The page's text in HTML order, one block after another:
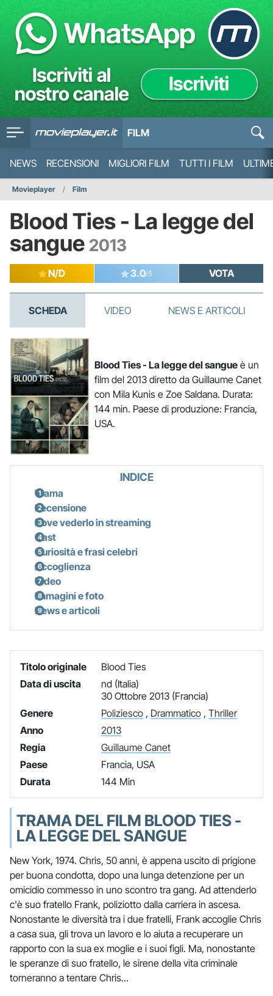
FILM
NEWS RECENSIONI MIGLIORI FILM TUTTI I FILM
Movieplayer Film
Blood Ties - La legge del
sangue 2013
N/D 3.0/5 VOTA
SCHEDA VIDEO NEWS E ARTICOLI
Blood Ties - La legge del sangueè un
film del 2013 diretto da Guillaume Canet
con Mila Kunis e Zoe Saldana. Durata:
144 min. Paese di produzione: Francia,
USA.
INDICE
Trama
Recensione
Dove vederlo in streaming
Cast
Curiosità e frasi celebri
Accoglienza
Video
Immagini e foto
News e articoli
Titolo originale
Blood Ties
Data di uscita
nd (Italia)
30 Ottobre 2013 (Francia)
Genere
Poliziesco, Drammatico, Thriller
Anno
2013
Regia
Guillaume Canet
Paese
Francia, USA
Durata
144 Min
TRAMA DEL FILM BLOOD TIES -
LA LEGGE DEL SANGUE
New York, 1974. Chris, 50 anni, è appena uscito di prigione
per buona condotta, dopo una lunga detenzione per un
omicidio commesso in uno scontro tra gang. Ad attenderlo
c'è suo fratello Frank, poliziotto dalla carriera in ascesa.
Nonostante le diversità tra i due fratelli, Frank accoglie Chris
a casa sua, gli trova un lavoro e lo aiuta a recuperare un
rapporto con la sua ex moglie e i suoi figli. Ma, nonostante
le speranze di suo fratello, le sirene della vita criminale
torneranno a tentare Chris...